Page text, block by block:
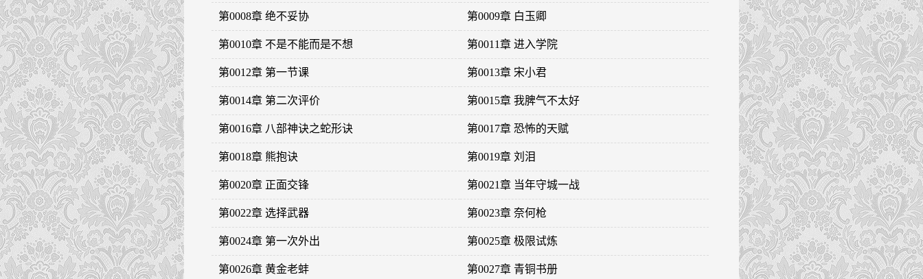
第0008章 绝不妥协 第0009章 白玉卿
第0010章 不是不能而是不想 第0011章 进入学院
第0012章 第一节课 第0013章 宋小君
第0014章 第二次评价 第0015章 我脾气不太好
第0016章 八部神诀之蛇形诀 第0017章 恐怖的天赋
第0018章 熊抱诀 第0019章 刘泪
第0020章 正面交锋 第0021章 当年守城一战
第0022章 选择武器 第0023章 奈何枪
第0024章 第一次外出 第0025章 极限试炼
第0026章 黄金老蚌 第0027章 青铜书册